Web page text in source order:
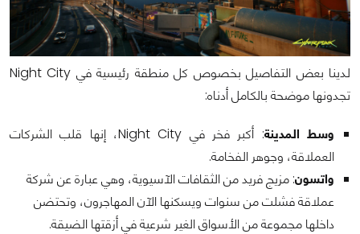
لدينا بعض التفاصيل بخصوص كل منطقة رئيسية في Night City
تجدونها موضحة بالكامل أدناه:
وسط المدينة
: أكبر فخر في Night City، إنها قلب الشركات
العملاقة، وجوهر الفخامة.
واتسون: مزيج فريد من الثقافات الآسيوية، وهي عبارة عن شركة
عملاقة فشلت من سنوات ويسكنها الآن المهاجرون، وتحتضن
داخلها مجموعة من الأسواق الغير شرعية في أزقتها الضيقة.